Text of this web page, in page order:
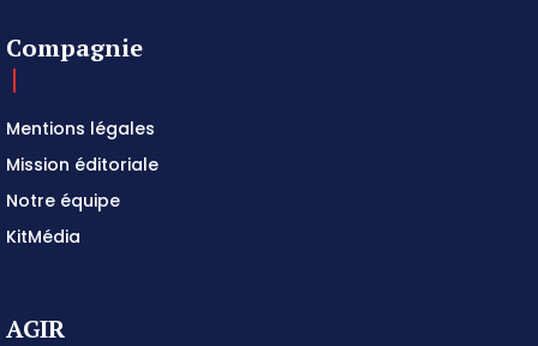
Compagnie
Mentions légales
Mission éditoriale
Notre équipe
KitMédia
AGIR